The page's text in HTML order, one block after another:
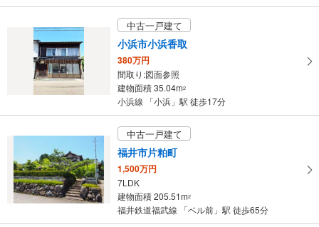
中古一戸建て
小浜市小浜香取
380万円
間取り:図面参照
建物面積 35.04m2
小浜線 「小浜」駅 徒歩17分
中古一戸建て
福井市片粕町
1,500万円
7LDK
建物面積 205.51m2
福井鉄道福武線 「ベル前」駅 徒歩65分